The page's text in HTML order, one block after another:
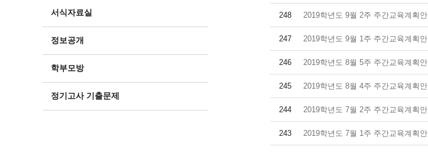
서식자료실
정보공개
학부모방
정기고사 기출문제
248 2019학년도 9월 2주 주간교육계획안
247 2019학년도 9월 1주 주간교육계획안
246 2019학년도 8월 5주 주간교육계획안
245 2019학년도 8월 4주 주간교육계획안
244 2019학년도 7월 2주 주간교육계획안
243 2019학년도 7월 1주 주간교육계획안